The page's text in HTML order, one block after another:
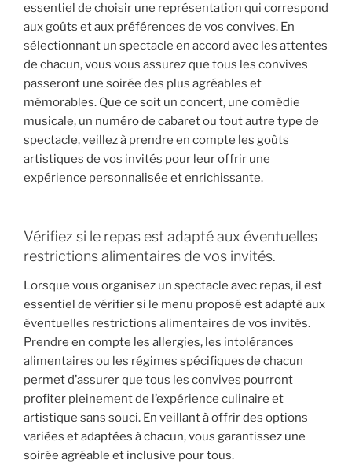
essentiel de choisir une représentation qui correspond
aux goûts et aux préférences de vos convives. En
sélectionnant un spectacle en accord avec les attentes
de chacun, vous vous assurez que tous les convives
passeront une soirée des plus agréables et
mémorables. Que ce soit un concert, une comédie
musicale, un numéro de cabaret ou tout autre type de
spectacle, veillez à prendre en compte les goûts
artistiques de vos invités pour leur offrir une
expérience personnalisée et enrichissante.
Vérifiez si le repas est adapté aux éventuelles
restrictions alimentaires de vos invités.
Lorsque vous organisez un spectacle avec repas, il est
essentiel de vérifier si le menu proposé est adapté aux
éventuelles restrictions alimentaires de vos invités.
Prendre en compte les allergies, les intolérances
alimentaires ou les régimes spécifiques de chacun
permet d’assurer que tous les convives pourront
profiter pleinement de l’expérience culinaire et
artistique sans souci. En veillant à offrir des options
variées et adaptées à chacun, vous garantissez une
soirée agréable et inclusive pour tous.